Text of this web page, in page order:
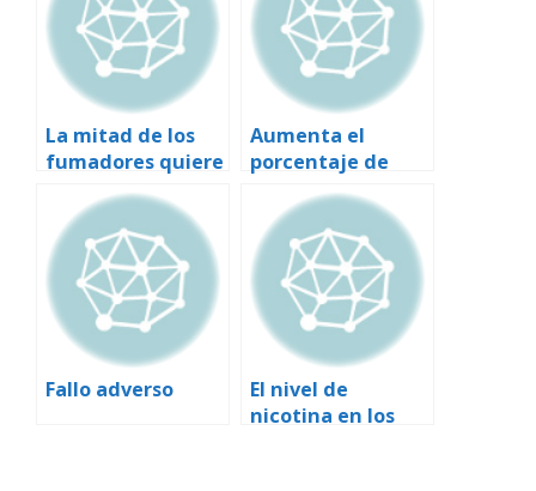
La mitad de los
fumadores quiere
dejar el tabaco
Aumenta el
porcentaje de
mujeres
fumadoras en
todo el mundo
Fallo adverso
El nivel de
nicotina en los